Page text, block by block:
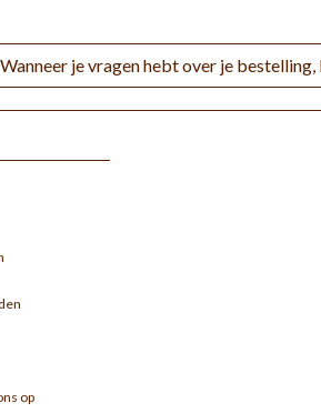
Wanneer je vragen hebt over je
op